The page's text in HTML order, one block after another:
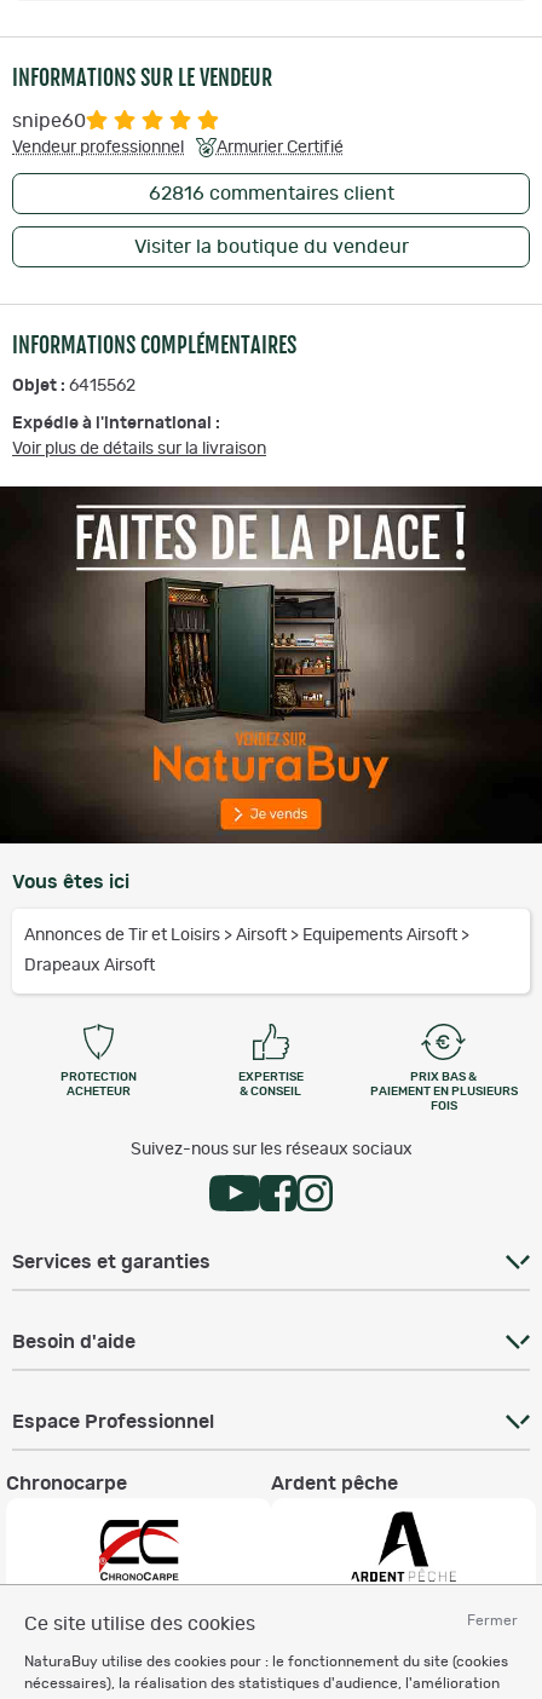
Fermer
Ce site utilise des cookies
NaturaBuy utilise des cookies pour : le fonctionnement du site (cookies
nécessaires), la réalisation des statistiques d'audience, l'amélioration
INFORMATIONS SUR LE VENDEUR
snipe60
Vendeur professionnel Armurier Certifié
62816 commentaires client
Visiter la boutique du vendeur
INFORMATIONS COMPLÉMENTAIRES
Objet : 6415562
Expédie à l'international :
Voir plus de détails sur la livraison
Vous êtes ici
Annonces de Tir et Loisirs > Airsoft > Equipements Airsoft >
Drapeaux Airsoft
PROTECTION
ACHETEUR
EXPERTISE
& CONSEIL
PRIX BAS &
PAIEMENT EN PLUSIEURS
FOIS
Suivez-nous sur les réseaux sociaux
Services et garanties
Besoin d'aide
Espace Professionnel
Chronocarpe Ardent pêche
Charte éthique